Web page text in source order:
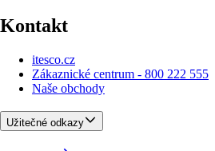
Kontakt
itesco.cz
Zákaznické centrum - 800 222 555
Naše obchody
Užitečné odkazy